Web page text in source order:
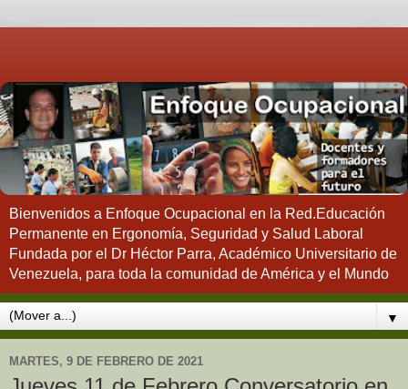
Bienvenidos a Enfoque Ocupacional en la Red.Educación
Permanente en Ergonomía, Seguridad y Salud Laboral
Fundada por el Dr Héctor Parra, Académico Universitario de
Venezuela, para toda la comunidad de América y el Mundo
▼
MARTES, 9 DE FEBRERO DE 2021